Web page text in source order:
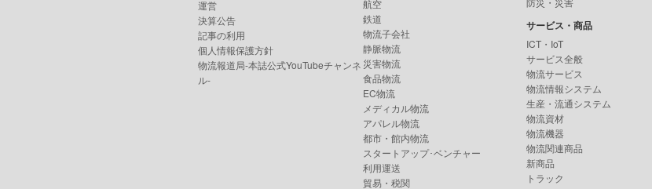
運営
決算公告
記事の利用
個人情報保護方針
物流報道局-本誌公式YouTubeチャンネ
ル-
航空
鉄道
物流子会社
静脈物流
災害物流
食品物流
EC物流
メディカル物流
アパレル物流
都市・館内物流
スタートアップ･ベンチャー
利用運送
貿易・税関
サービス・商品
ICT・IoT
サービス全般
物流サービス
物流情報システム
生産・流通システム
物流資材
物流機器
物流関連商品
新商品
トラック